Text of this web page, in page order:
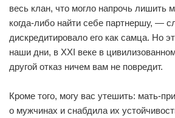
весь клан, что могло напрочь лишить
когда-либо найти себе партнершу, —
дискредитировало его как самца. Но
наши дни, в XXI веке в
другой отказ ничем вам не повредит.
Кроме того, могу вас утешить: мать-
о мужчинах и снабдила их